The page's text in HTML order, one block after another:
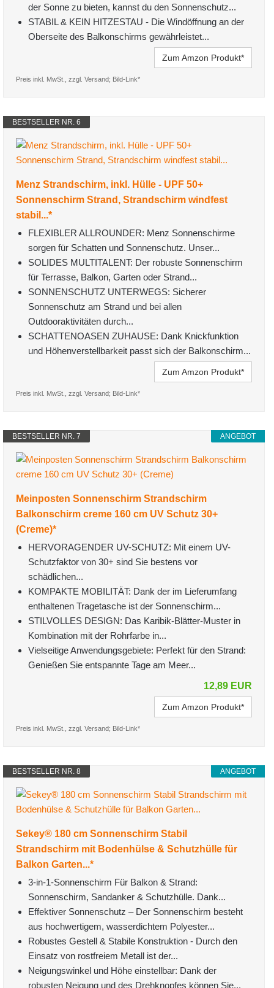
der Sonne zu bieten, kannst du den Sonnenschutz...
STABIL & KEIN HITZESTAU - Die Windöffnung an der
Oberseite des Balkonschirms gewährleistet...
Zum Amzon Produkt*
Preis inkl. MwSt., zzgl. Versand; Bild-Link*
BESTSELLER NR. 6
Menz Strandschirm, inkl. Hülle - UPF 50+
Sonnenschirm Strand, Strandschirm windfest
stabil...*
FLEXIBLER ALLROUNDER: Menz Sonnenschirme
sorgen für Schatten und Sonnenschutz. Unser...
SOLIDES MULTITALENT: Der robuste Sonnenschirm
für Terrasse, Balkon, Garten oder Strand...
SONNENSCHUTZ UNTERWEGS: Sicherer
Sonnenschutz am Strand und bei allen
Outdooraktivitäten durch...
SCHATTENOASEN ZUHAUSE: Dank Knickfunktion
und Höhenverstellbarkeit passt sich der Balkonschirm...
Zum Amzon Produkt*
Preis inkl. MwSt., zzgl. Versand; Bild-Link*
ANGEBOT
BESTSELLER NR. 7
Meinposten Sonnenschirm Strandschirm
Balkonschirm creme 160 cm UV Schutz 30+
(Creme)*
HERVORAGENDER UV-SCHUTZ: Mit einem UV-
Schutzfaktor von 30+ sind Sie bestens vor
schädlichen...
KOMPAKTE MOBILITÄT: Dank der im Lieferumfang
enthaltenen Tragetasche ist der Sonnenschirm...
STILVOLLES DESIGN: Das Karibik-Blätter-Muster in
Kombination mit der Rohrfarbe in...
Vielseitige Anwendungsgebiete: Perfekt für den Strand:
Genießen Sie entspannte Tage am Meer...
12,89 EUR
Zum Amzon Produkt*
Preis inkl. MwSt., zzgl. Versand; Bild-Link*
ANGEBOT
BESTSELLER NR. 8
Sekey® 180 cm Sonnenschirm Stabil
Strandschirm mit Bodenhülse & Schutzhülle für
Balkon Garten...*
3-in-1-Sonnenschirm Für Balkon & Strand:
Sonnenschirm, Sandanker & Schutzhülle. Dank...
Effektiver Sonnenschutz – Der Sonnenschirm besteht
aus hochwertigem, wasserdichtem Polyester...
Robustes Gestell & Stabile Konstruktion - Durch den
Einsatz von rostfreiem Metall ist der...
Neigungswinkel und Höhe einstellbar: Dank der
robusten Neigung und des Drehknopfes können Sie...